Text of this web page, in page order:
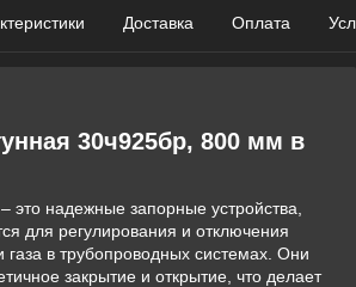
Доставка Оплата
30ч925бр, 800 мм в
это надежные запорные устройства,
для регулирования и отключения
газа в трубопроводных системах. Они
закрытие и открытие, что делает